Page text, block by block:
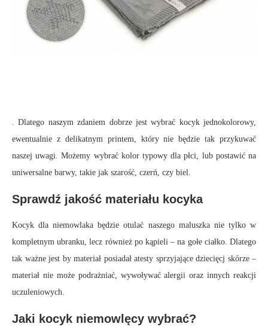
. Dlatego naszym zdaniem dobrze jest wybrać kocyk jednokolorowy,
ewentualnie z delikatnym printem, który nie będzie tak przykuwać
naszej uwagi. Możemy wybrać kolor typowy dla płci, lub postawić na
uniwersalne barwy, takie jak szarość, czerń, czy biel.
Sprawdź jakość materiału kocyka
Kocyk dla niemowlaka będzie otulać naszego maluszka nie tylko w
kompletnym ubranku, lecz również po kąpieli – na gołe ciałko. Dlatego
tak ważne jest by materiał posiadał atesty sprzyjające dziecięcj skórze –
materiał nie może podrażniać, wywoływać alergii oraz innych reakcji
uczuleniowych.
Jaki kocyk niemowlęcy wybrać?